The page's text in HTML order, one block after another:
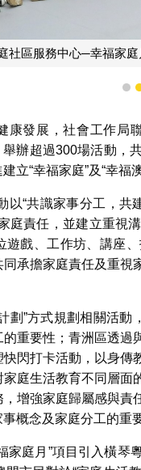
氹仔區─家事FUN
1
康發展，社會工作局
舉辦超過300場活動
立“幸福家庭”及“幸福澳
“共識家事分工，共
庭責任，並建立重視
遊戲、工作坊、講座
承擔家庭責任及重
劃”方式規劃相關活
重要性；青洲區透
閃打卡活動，以身
庭生活教育不同層
增強家庭歸屬感與
概念及家庭分工的重
家庭月”項目引入橫